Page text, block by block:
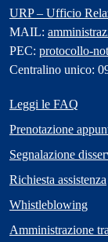
URP – Ufficio
MAIL:
PEC: protocollo-
Centralino unico:
Leggi le FAQ
Prenotazione
Segnalazione
Richiesta assistenza
Whistleblowing
Amministrazione